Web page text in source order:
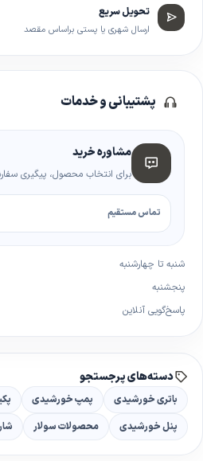
تحویل سریع
ارسال شهری یا پستی براساس مقصد
پشتیبانی و خدمات
مشاوره خرید
برای انتخاب محصول، پیگیری
تماس مستقیم
شنبه تا چهارشنبه
پنجشنبه
پاسخ‌گویی آنلاین
دسته‌های پرجستجو
باتری خورشیدی پمپ خورشیدی
پنل خورشیدی
محصولات سولار